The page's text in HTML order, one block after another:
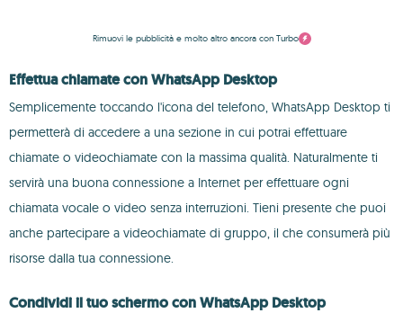
Rimuovi le pubblicità e molto altro ancora con Turbo
Effettua chiamate con WhatsApp Desktop
Semplicemente toccando l'icona del telefono, WhatsApp Desktop ti
permetterà di accedere a una sezione in cui potrai effettuare
chiamate o videochiamate con la massima qualità. Naturalmente ti
servirà una buona connessione a Internet per effettuare ogni
chiamata vocale o video senza interruzioni. Tieni presente che puoi
anche partecipare a videochiamate di gruppo, il che consumerà più
risorse dalla tua connessione.
Condividi il tuo schermo con WhatsApp Desktop